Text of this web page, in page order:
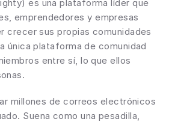
es una plataforma líder que
emprendedores y empresas
crecer sus propias comunidades
única plataforma de comunidad
entre sí, lo que ellos
millones de correos electrónicos
Suena como una pesadilla,